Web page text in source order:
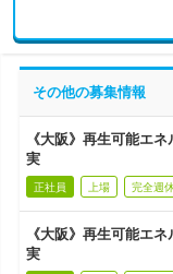
その他の募集情報
《大阪》再生可能エ
実
正社員 上場 完全週
《大阪》再生可能エ
実